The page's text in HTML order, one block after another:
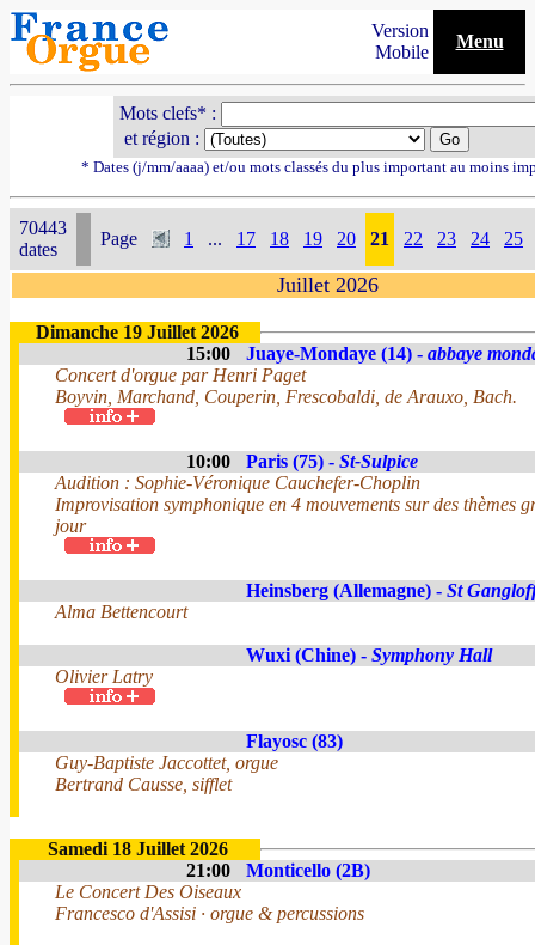
Version
Mobile
Menu
Mots clefs* :
et région :
* Dates (j/mm/aaaa) et/ou mots classés du plus important au moins
70443
dates
Page 1 ... 17 18 19 20 21 22 23 24 25
Juillet 2026
Dimanche 19 Juillet 2026
15:00
Juaye-Mondaye (14) - abbaye
Concert d'orgue par Henri Paget
Boyvin, Marchand, Couperin, Frescobaldi, de Arauxo, Bach.
10:00 Paris (75) - St-Sulpice
Audition : Sophie-Véronique Cauchefer-Choplin
Improvisation symphonique en 4 mouvements sur des thèmes
jour
Heinsberg (Allemagne) - St
Alma Bettencourt
Wuxi (Chine) - Symphony Hall
Olivier Latry
Flayosc (83)
Guy-Baptiste Jaccottet, orgue
Bertrand Causse, sifflet
Samedi 18 Juillet 2026
21:00
Monticello (2B)
Le Concert Des Oiseaux
Francesco d'Assisi · orgue & percussions